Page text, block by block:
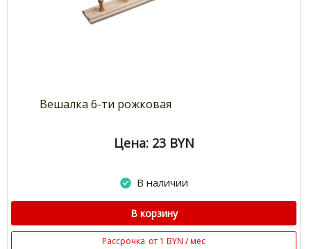
Вешалка 6-ти рожковая
Цена: 23 BYN
В наличии
В корзину
Рассрочка от 1 BYN / мес